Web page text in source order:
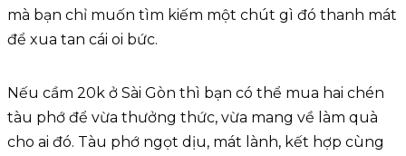
mà bạn chỉ muốn tìm kiếm một chút gì đó thanh mát
để xua tan cái oi bức.
Nếu cầm 20k ở Sài Gòn thì bạn có thể mua hai chén
tàu phớ để vừa thưởng thức, vừa mang về làm quà
cho ai đó. Tàu phớ ngọt dịu, mát lành, kết hợp cùng